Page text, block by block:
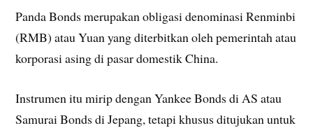
Panda Bonds merupakan obligasi denominasi Renminbi
(RMB) atau Yuan yang diterbitkan oleh pemerintah atau
korporasi asing di pasar domestik China.
Instrumen itu mirip dengan Yankee Bonds di AS atau
Samurai Bonds di Jepang, tetapi khusus ditujukan untuk